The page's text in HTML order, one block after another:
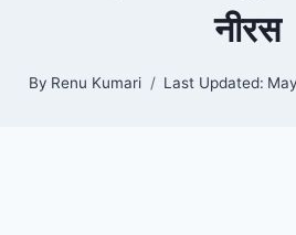
नीरस
By Renu Kumari Last Updated: